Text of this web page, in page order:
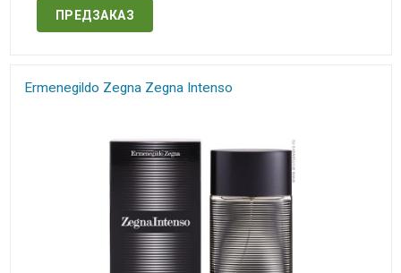
ПРЕДЗАКАЗ
Ermenegildo Zegna Zegna Intenso